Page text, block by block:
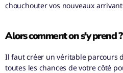
chouchouter vos nouveaux
Alors comment on s’y prend ?
Il faut créer un véritable parcours
toutes les chances de votre côté